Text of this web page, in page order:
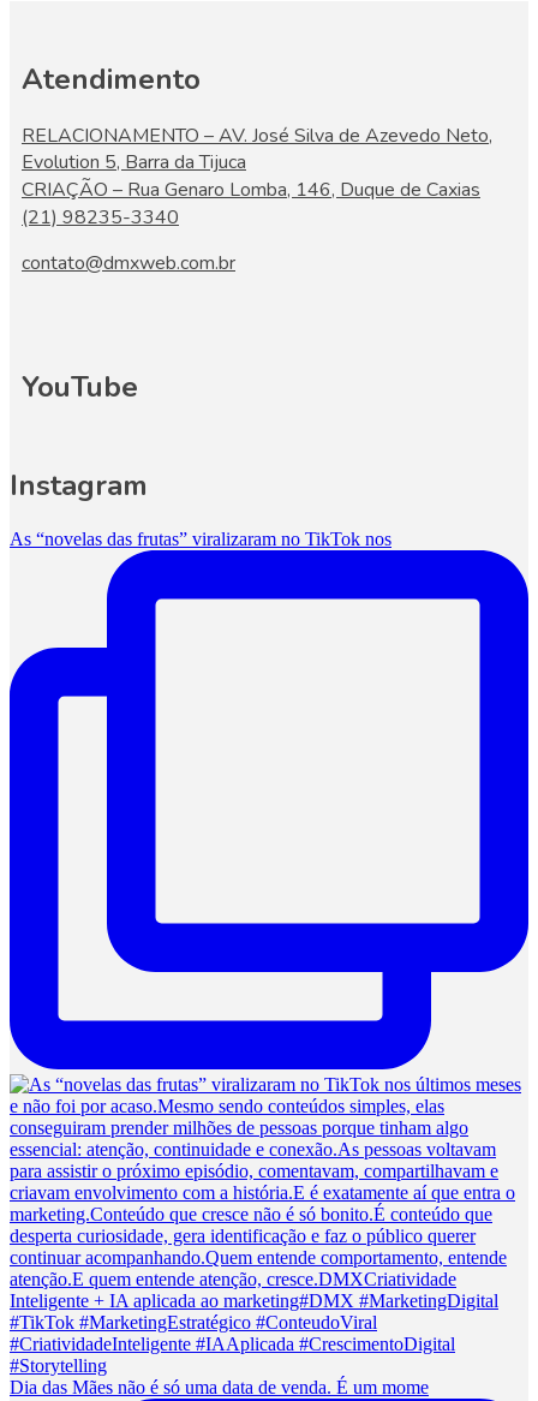
Atendimento
RELACIONAMENTO – AV. José Silva de Azevedo Neto,
Evolution 5, Barra da Tijuca
CRIAÇÃO – Rua Genaro Lomba, 146, Duque de Caxias
(21) 98235-3340
contato@dmxweb.com.br
YouTube
Instagram
As “novelas das frutas” viralizaram no TikTok nos
Dia das Mães não é só uma data de venda. É um mome